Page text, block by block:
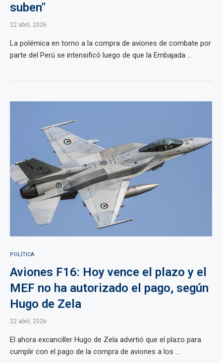
suben"
22 abril, 2026
La polémica en torno a la compra de aviones de combate por
parte del Perú se intensificó luego de que la Embajada ...
POLÍTICA
Aviones F16: Hoy vence el plazo y el
MEF no ha autorizado el pago, según
Hugo de Zela
22 abril, 2026
El ahora excanciller Hugo de Zela advirtió que el plazo para
cumplir con el pago de la compra de aviones a los ...